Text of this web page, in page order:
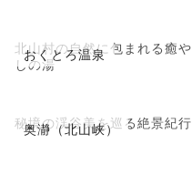
おくとろ温泉
北山村の自然に包まれる癒や
しの湯
奥瀞（北山峡）
秘境の渓谷美を巡る絶景紀行